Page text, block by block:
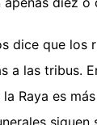
dice que los
a las tribus.
Raya es
siguen